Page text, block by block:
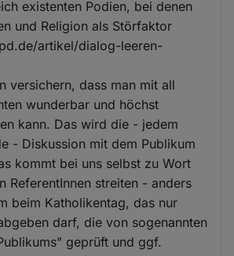
existenten Podien, bei denen
und Religion als Störfaktor
artikel/dialog-leeren-
versichern, dass man mit all
wunderbar und höchst
kann. Das wird die - jedem
- Diskussion mit dem Publikum
kommt bei uns selbst zu Wort
ReferentInnen streiten - anders
beim Katholikentag, das nur
darf, die von sogenannten
geprüft und ggf.